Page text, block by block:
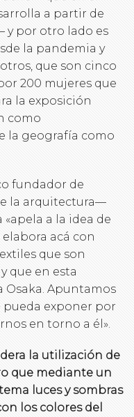
a partir de
y por otro lado es
la pandemia y
que son cinco
200 mujeres que
la exposición
como
la geografía como
fundador de
la arquitectura—
a la idea de
acá con
que son
que en esta
Osaka. Apuntamos
pueda exponer por
en torno a él».
la utilización de
que mediante un
luces y sombras
los colores del